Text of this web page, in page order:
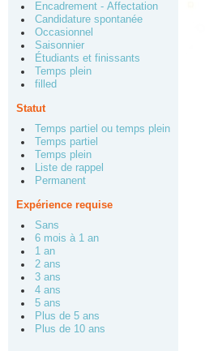
Encadrement - Affectation
Candidature spontanée
Occasionnel
Saisonnier
Étudiants et finissants
Temps plein
filled
Statut
Temps partiel ou temps plein
Temps partiel
Temps plein
Liste de rappel
Permanent
Expérience requise
Sans
6 mois à 1 an
1 an
2 ans
3 ans
4 ans
5 ans
Plus de 5 ans
Plus de 10 ans